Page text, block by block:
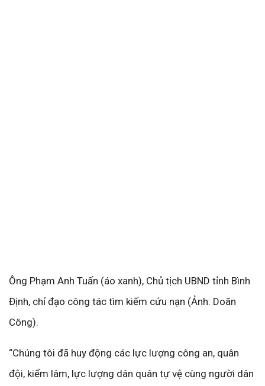
Ông Phạm Anh Tuấn (áo xanh), Chủ tịch UBND tỉnh Bình
Định, chỉ đạo công tác tìm kiếm cứu nạn (Ảnh: Doãn
Công).
“Chúng tôi đã huy động các lực lượng công an, quân
đội, kiểm lâm, lực lượng dân quân tự vệ cùng người dân